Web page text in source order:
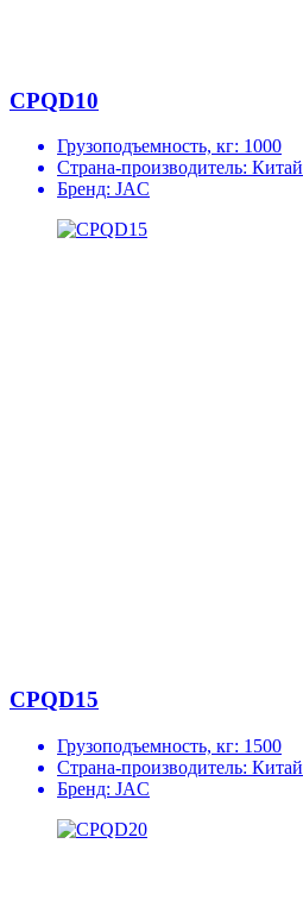
CPQD10
Грузоподъемность, кг: 1000
Страна-производитель: Китай
Бренд: JAC
CPQD15
Грузоподъемность, кг: 1500
Страна-производитель: Китай
Бренд: JAC